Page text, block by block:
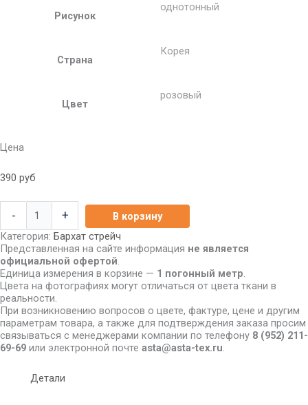
Рисунок
однотонный
Страна
Корея
Цвет
розовый
Цена
390 руб
- +
В корзину
Категория: Бархат стрейч
Представленная на сайте информация не является
официальной офертой.
Единица измерения в корзине — 1 погонный метр.
Цвета на фотографиях могут отличаться от цвета ткани в
реальности.
При возникновению вопросов о цвете, фактуре, цене и другим
параметрам товара, а также для подтверждения заказа просим
связываться с менеджерами компании по телефону 8 (952) 211-
69-69 или электронной почте asta@asta-tex.ru.
Детали